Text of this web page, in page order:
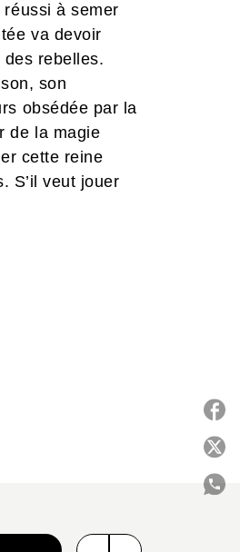
à semer
va devoir
rebelles.
son
obsédée par la
de la magie
cette reine
S’il veut jouer